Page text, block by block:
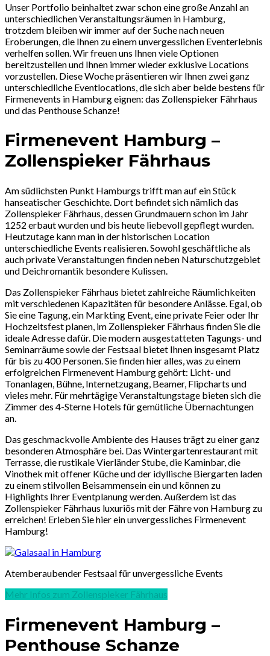
Unser Portfolio beinhaltet zwar schon eine große Anzahl an
unterschiedlichen Veranstaltungsräumen in Hamburg,
trotzdem bleiben wir immer auf der Suche nach neuen
Eroberungen, die Ihnen zu einem unvergesslichen Eventerlebnis
verhelfen sollen. Wir freuen uns Ihnen viele Optionen
bereitzustellen und Ihnen immer wieder exklusive Locations
vorzustellen. Diese Woche präsentieren wir Ihnen zwei ganz
unterschiedliche Eventlocations, die sich aber beide bestens für
Firmenevents in Hamburg eignen: das Zollenspieker Fährhaus
und das Penthouse Schanze!
Firmenevent Hamburg –
Zollenspieker Fährhaus
Am südlichsten Punkt Hamburgs trifft man auf ein Stück
hanseatischer Geschichte. Dort befindet sich nämlich das
Zollenspieker Fährhaus, dessen Grundmauern schon im Jahr
1252 erbaut wurden und bis heute liebevoll gepflegt wurden.
Heutzutage kann man in der historischen Location
unterschiedliche Events realisieren. Sowohl geschäftliche als
auch private Veranstaltungen finden neben Naturschutzgebiet
und Deichromantik besondere Kulissen.
Das Zollenspieker Fährhaus bietet zahlreiche Räumlichkeiten
mit verschiedenen Kapazitäten für besondere Anlässe. Egal, ob
Sie eine Tagung, ein Markting Event, eine private Feier oder Ihr
Hochzeitsfest planen, im Zollenspieker Fährhaus finden Sie die
ideale Adresse dafür. Die modern ausgestatteten Tagungs- und
Seminarräume sowie der Festsaal bietet Ihnen insgesamt Platz
für bis zu 400 Personen. Sie finden hier alles, was zu einem
erfolgreichen Firmenevent Hamburg gehört: Licht- und
Tonanlagen, Bühne, Internetzugang, Beamer, Flipcharts und
vieles mehr. Für mehrtägige Veranstaltungstage bieten sich die
Zimmer des 4-Sterne Hotels für gemütliche Übernachtungen
an.
Das geschmackvolle Ambiente des Hauses trägt zu einer ganz
besonderen Atmosphäre bei. Das Wintergartenrestaurant mit
Terrasse, die rustikale Vierländer Stube, die Kaminbar, die
Vinothek mit offener Küche und der idyllische Biergarten laden
zu einem stilvollen Beisammensein ein und können zu
Highlights Ihrer Eventplanung werden. Außerdem ist das
Zollenspieker Fährhaus luxuriös mit der Fähre von Hamburg zu
erreichen! Erleben Sie hier ein unvergessliches Firmenevent
Hamburg!
Atemberaubender Festsaal für unvergessliche Events
Mehr Infos zum Zollenspieker Fährhaus
Firmenevent Hamburg –
Penthouse Schanze